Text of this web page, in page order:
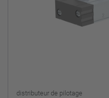
distributeur de pilotage